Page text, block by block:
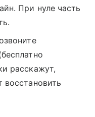
При нуле часть
расскажут,
восстановить